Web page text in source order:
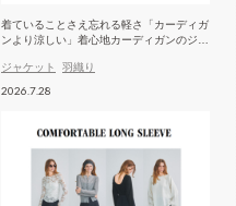
着ていることさえ忘れる軽さ「カーディガ
ンより涼しい」着心地カーディガンのジャ
ジャケット
羽織り
2026.7.28